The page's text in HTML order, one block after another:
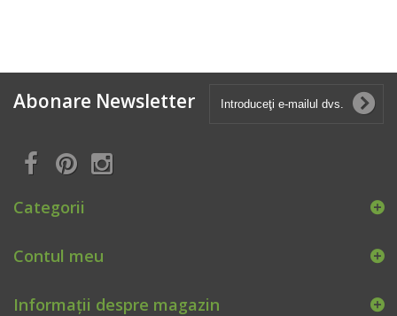
Abonare Newsletter
Categorii
Contul meu
Informații despre magazin